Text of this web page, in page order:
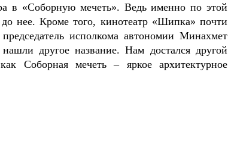
в «Соборную мечеть». Ведь именно по этой
нее. Кроме того, кинотеатр «Шипка» почти
исполкома автономии Минахмет
другое название. Нам достался другой
Соборная мечеть – яркое архитектурное